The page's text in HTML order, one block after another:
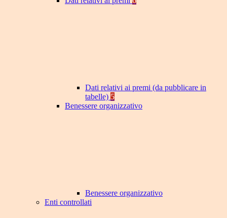
Dati relativi ai premi (da pubblicare in
tabelle) 5
Benessere organizzativo
Benessere organizzativo
Enti controllati